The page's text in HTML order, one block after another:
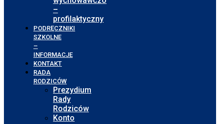
–
profilaktyczny
PODRĘCZNIKI
SZKOLNE
–
INFORMACJE
KONTAKT
RADA
RODZICÓW
Prezydium
Rady
Rodziców
Konto